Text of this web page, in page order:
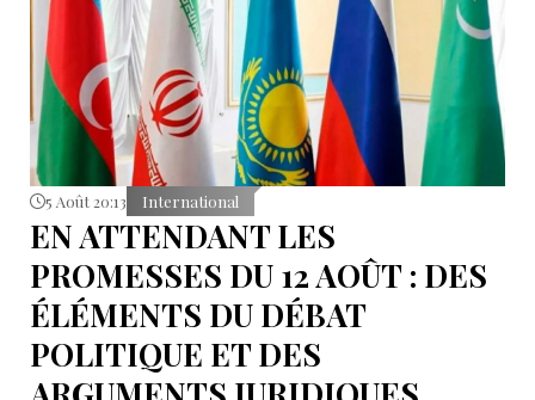
5 Août 20:13 International
EN ATTENDANT LES
PROMESSES DU 12 AOÛT : DES
ÉLÉMENTS DU DÉBAT
POLITIQUE ET DES